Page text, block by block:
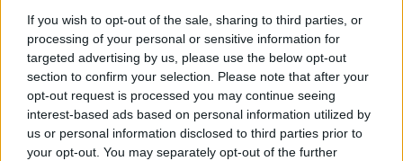
If you wish to opt-out of the sale, sharing to third parties, or
processing of your personal or sensitive information for
targeted advertising by us, please use the below opt-out
section to confirm your selection. Please note that after your
opt-out request is processed you may continue seeing
interest-based ads based on personal information utilized by
us or personal information disclosed to third parties prior to
your opt-out. You may separately opt-out of the further
CherryTree es una aplicación de escritorio jerárquica para
tomar notas diseñada para usuarios que necesitan una
forma estructurada de organizar su
información.Desarrollado por Giuseppe Penone, este
software de código abierto permite a los usuarios crear,
gestionar y almacenar notas en una estructura de árbol, lo
que lo convierte en una excelente herramienta para